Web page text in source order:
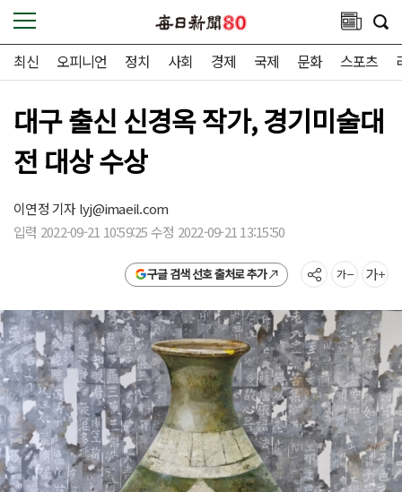
최신 오피니언 정치 사회 경제 국제 문화 스포츠
대구 출신 신경옥 작가, 경기미술대
전 대상 수상
이연정 기자lyj@imaeil.com
입력 2022-09-21 10:59:25 수정 2022-09-21 13:15:50
구글 검색 선호 출처로 추가